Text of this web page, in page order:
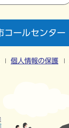
コールセンター
個人情報の保護